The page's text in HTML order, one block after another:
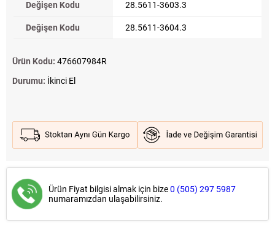
Değişen Kodu 28.5611-3603.3
Değişen Kodu 28.5611-3604.3
Ürün Kodu: 476607984R
Durumu: İkinci El
Ürün Fiyat bilgisi almak için bize0 (505) 297 5987
numaramızdan ulaşabilirsiniz.